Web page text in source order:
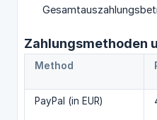
Zahlungsmethoden
Method
PayPal (in EUR)